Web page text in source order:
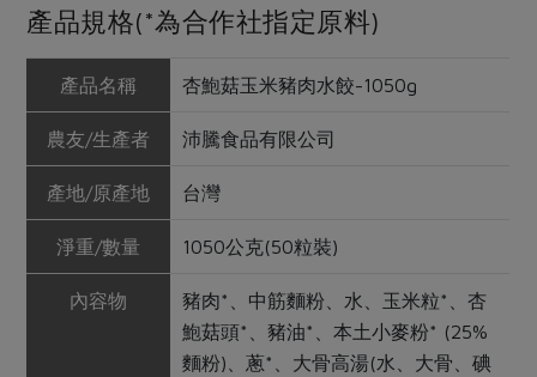
產品規格(*為合作社指定原料)
產品名稱 杏鮑菇玉米豬肉水餃-1050g
農友/生產者 沛騰食品有限公司
產地/原產地 台灣
淨重/數量 1050公克(50粒裝)
內容物
豬肉*、中筋麵粉、水、玉米粒*、杏
鮑菇頭*、豬油*、本土小麥粉* (25%
麵粉)、蔥*、大骨高湯(水、大骨、碘